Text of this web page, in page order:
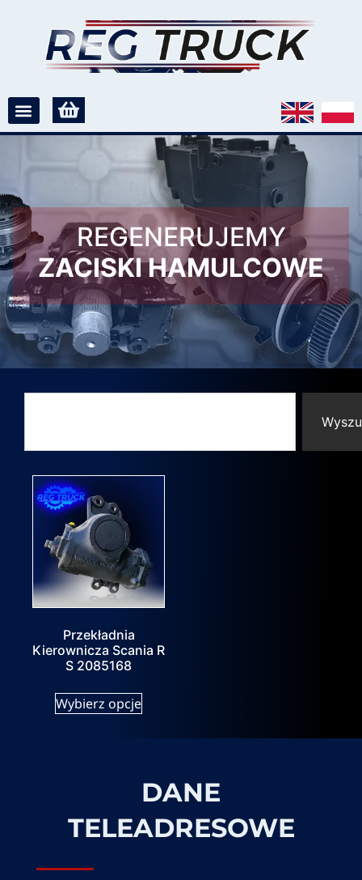
REGENERUJEMY
ZACISKI HAMULCOWE
Przekładnia
Kierownicza Scania R
S 2085168
Wybierz opcje
DANE
TELEADRESOWE